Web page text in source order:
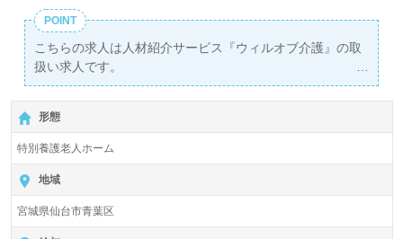
POINT
こちらの求人は人材紹介サービス『ウィルオブ介護』の取
扱い求人です。
詳細に関してお気軽にご相談ください♪
【無料】で皆さんの転職活動をサポートいたします。
形態
特別養護老人ホーム
地域
宮城県仙台市青葉区